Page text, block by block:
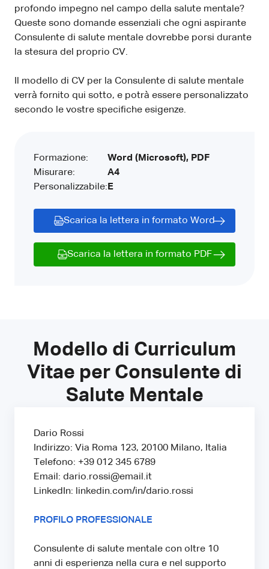
profondo impegno nel campo della salute mentale?
Queste sono domande essenziali che ogni aspirante
Consulente di salute mentale dovrebbe porsi durante
la stesura del proprio CV.
Il modello di CV per la Consulente di salute mentale
verrà fornito qui sotto, e potrà essere personalizzato
secondo le vostre specifiche esigenze.
Formazione:
Misurare:
Personalizzabile:
Word (Microsoft), PDF
A4
E
Scarica la lettera in formato Word
Scarica la lettera in formato PDF
Modello di Curriculum
Vitae per Consulente di
Salute Mentale
Dario Rossi
Indirizzo: Via Roma 123, 20100 Milano, Italia
Telefono: +39 012 345 6789
Email: dario.rossi@email.it
LinkedIn: linkedin.com/in/dario.rossi
PROFILO PROFESSIONALE
Consulente di salute mentale con oltre 10
anni di esperienza nella cura e nel supporto